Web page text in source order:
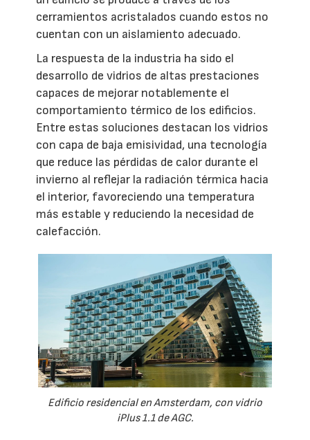
cerramientos acristalados cuando estos no
cuentan con un aislamiento adecuado.
La respuesta de la industria ha sido el
desarrollo de vidrios de altas prestaciones
capaces de mejorar notablemente el
comportamiento térmico de los edificios.
Entre estas soluciones destacan los vidrios
con capa de baja emisividad, una tecnología
que reduce las pérdidas de calor durante el
invierno al reflejar la radiación térmica hacia
el interior, favoreciendo una temperatura
más estable y reduciendo la necesidad de
calefacción.
Edificio residencial en Amsterdam, con vidrio
iPlus 1.1 de AGC.